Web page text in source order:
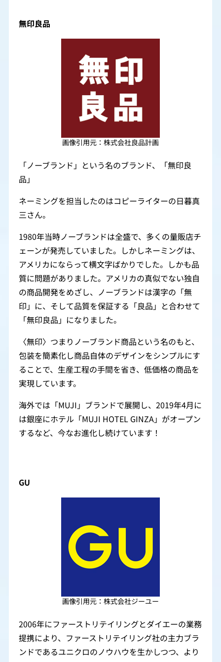
無印良品
画像引用元：株式会社良品計画
「ノーブランド」という名のブランド、「無印良
品」
ネーミングを担当したのはコピーライターの日暮真
三さん。
1980年当時ノーブランドは全盛で、多くの量販店チ
ェーンが発売していました。しかしネーミングは、
アメリカにならって横文字ばかりでした。しかも品
質に問題がありました。アメリカの真似でない独自
の商品開発をめざし、ノーブランドは漢字の「無
印」に、そして品質を保証する「良品」と合わせて
「無印良品」になりました。
〈無印〉つまりノーブランド商品という名のもと、
包装を簡素化し商品自体のデザインをシンプルにす
ることで、生産工程の手間を省き、低価格の商品を
実現しています。
海外では「MUJI」ブランドで展開し、2019年4月に
は銀座にホテル「MUJI HOTEL GINZA」がオープン
するなど、今なお進化し続けています！
GU
画像引用元：株式会社ジーユー
2006年にファーストリテイリングとダイエーの業務
提携により、ファーストリテイリング社の主力ブラ
ンドであるユニクロのノウハウを生かしつつ、より